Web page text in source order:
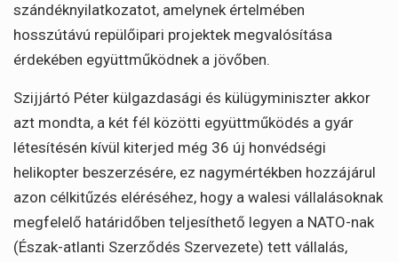
szándéknyilatkozatot, amelynek értelmében
hosszútávú repülőipari projektek megvalósítása
érdekében együttműködnek a jövőben.
Szijjártó Péter külgazdasági és külügyminiszter akkor
azt mondta, a két fél közötti együttműködés a gyár
létesítésén kívül kiterjed még 36 új honvédségi
helikopter beszerzésére, ez nagymértékben hozzájárul
azon célkitűzés eléréséhez, hogy a walesi vállalásoknak
megfelelő határidőben teljesíthető legyen a NATO-nak
(Észak-atlanti Szerződés Szervezete) tett vállalás,